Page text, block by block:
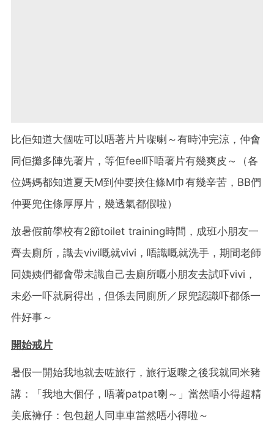
比佢知道大個咗可以唔著片片㗎喇～有時沖完涼，仲會
同佢攤多陣先著片，等佢feel吓唔著片有幾爽皮～（各
位媽媽都知道夏天M到仲要挾住條M巾有幾辛苦，BB們
仲要兜住條厚厚片，幾透氣都假啦）
放暑假前學校有2節toilet training時間，成班小朋友一
齊去廁所，識去vivi嘅就vivi，唔識嘅就洗手，期間老師
同姨姨們都會帶未識自己去廁所嘅小朋友去試吓vivi，
未必一吓就屙得出，但係去同廁所／尿兜認識吓都係一
件好事～
開始戒片
暑假一開始我地就去咗旅行，旅行返嚟之後我就同米豬
講：「我地大個仔，唔著patpat喇～」當然唔小得超精
美底褲仔：包包超人同車車當然唔小得啦～